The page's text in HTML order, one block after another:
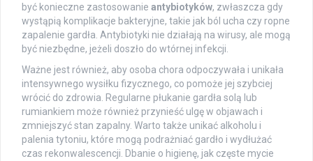
być konieczne zastosowanie antybiotyków, zwłaszcza gdy
wystąpią komplikacje bakteryjne, takie jak ból ucha czy ropne
zapalenie gardła. Antybiotyki nie działają na wirusy, ale mogą
być niezbędne, jeżeli doszło do wtórnej infekcji.
Ważne jest również, aby osoba chora odpoczywała i unikała
intensywnego wysiłku fizycznego, co pomoże jej szybciej
wrócić do zdrowia. Regularne płukanie gardła solą lub
rumiankiem może również przynieść ulgę w objawach i
zmniejszyć stan zapalny. Warto także unikać alkoholu i
palenia tytoniu, które mogą podrażniać gardło i wydłużać
czas rekonwalescencji. Dbanie o higienę, jak częste mycie